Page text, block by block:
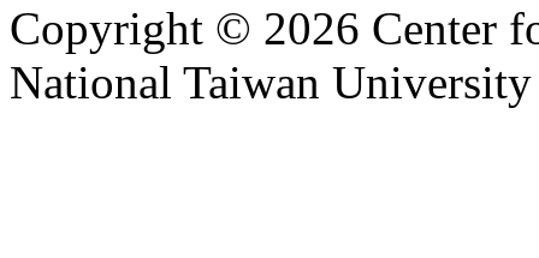
Copyright © 2026 Center
National Taiwan University